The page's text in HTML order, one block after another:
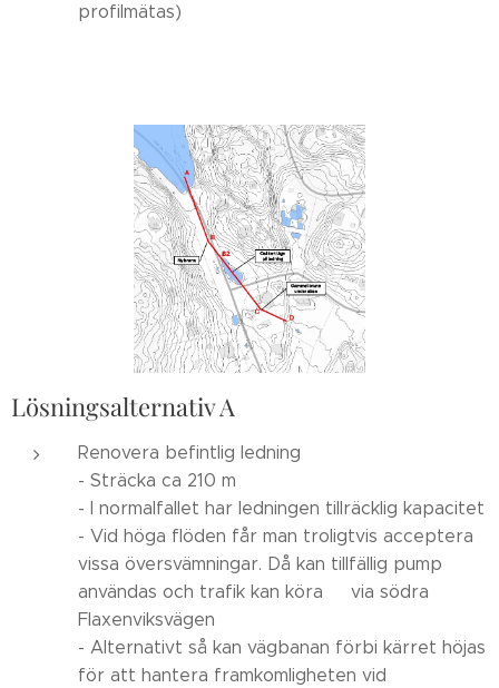
profilmätas)
Lösningsalternativ A
Renovera befintlig ledning
- Sträcka ca 210 m
- I normalfallet har ledningen tillräcklig kapacitet
- Vid höga flöden får man troligtvis acceptera
vissa översvämningar. Då kan tillfällig pump
användas och trafik kan köra via södra
Flaxenviksvägen
- Alternativt så kan vägbanan förbi kärret höjas
för att hantera framkomligheten vid